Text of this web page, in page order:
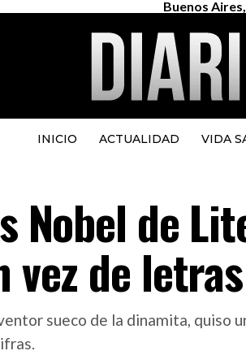
Buenos
INICIO ACTUALIDAD VIDA
Nobel de
vez de letras
sueco de la dinamita, quiso